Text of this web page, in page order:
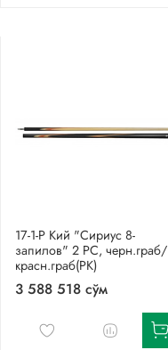
17-1-Р Кий "Сириус 8-
запилов" 2 РС, черн.граб/
красн.граб(РК)
3 588 518 сўм